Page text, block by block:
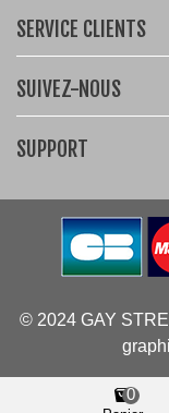
SERVICE CLIENTS
SUIVEZ-NOUS
SUPPORT
© 2024 GAY
0